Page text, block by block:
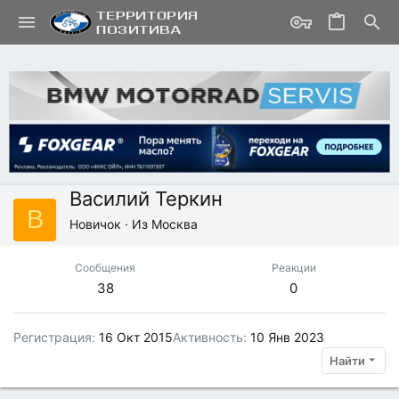
В
Василий Теркин
Новичок · Из Москва
Сообщения
38
Реакции
0
Регистрация 16 Окт 2015Активность 10 Янв 2023
Найти